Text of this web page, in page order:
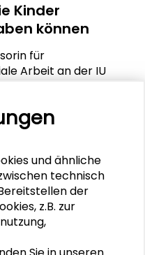
Kinder
können
für
Arbeit an der IU
und hat das
In der aktuellen
Stehl spricht
Erfahrungen sie
sich für Kinderrechte
Fragen
als auch Kinder und
gibt einen
und ähnliche
technisch
der
z.B. zur